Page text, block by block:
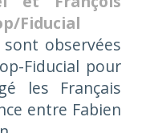
Fiducial
observées
Fiducial pour
les Français
entre Fabien